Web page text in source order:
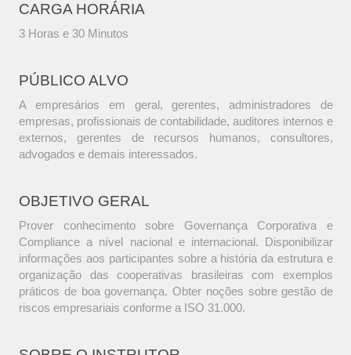
CARGA HORÁRIA
3 Horas e 30 Minutos
PÚBLICO ALVO
A empresários em geral, gerentes, administradores de
empresas, profissionais de contabilidade, auditores internos e
externos, gerentes de recursos humanos, consultores,
advogados e demais interessados.
OBJETIVO GERAL
Prover conhecimento sobre Governança Corporativa e
Compliance a nível nacional e internacional. Disponibilizar
informações aos participantes sobre a história da estrutura e
organização das cooperativas brasileiras com exemplos
práticos de boa governança. Obter noções sobre gestão de
riscos empresariais conforme a ISO 31.000.